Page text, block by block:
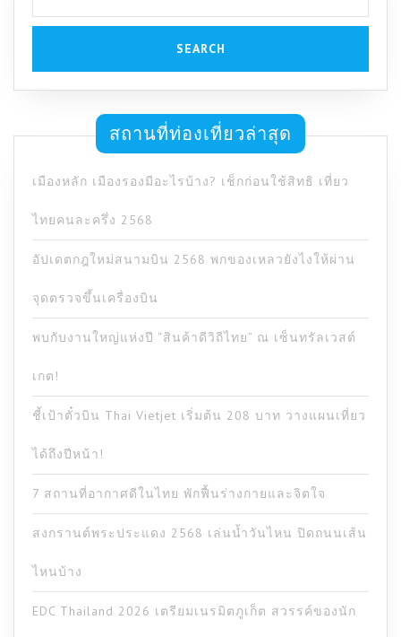
สถานที่ท่องเที่ยวล่าสุด
เมืองหลัก เมืองรองมีอะไรบ้าง? เช็กก่อนใช้สิทธิ เที่ยว
ไทยคนละครึ่ง 2568
อัปเดตกฎใหม่สนามบิน 2568 พกของเหลวยังไงให้ผ่าน
จุดตรวจขึ้นเครื่องบิน
พบกับงานใหญ่แห่งปี “สินค้าดีวิถีไทย” ณ เซ็นทรัลเวสต์
เกต!
ชี้เป้าตั๋วบิน Thai Vietjet เริ่มต้น 208 บาท วางแผนเที่ยว
ได้ถึงปีหน้า!
7 สถานที่อากาศดีในไทย พักฟื้นร่างกายและจิตใจ
สงกรานต์พระประแดง 2568 เล่นน้ำวันไหน ปิดถนนเส้น
ไหนบ้าง
EDC Thailand 2026 เตรียมเนรมิตภูเก็ต สวรรค์ของนัก